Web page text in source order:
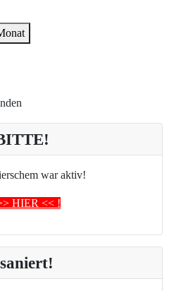
war aktiv!
HIER << !